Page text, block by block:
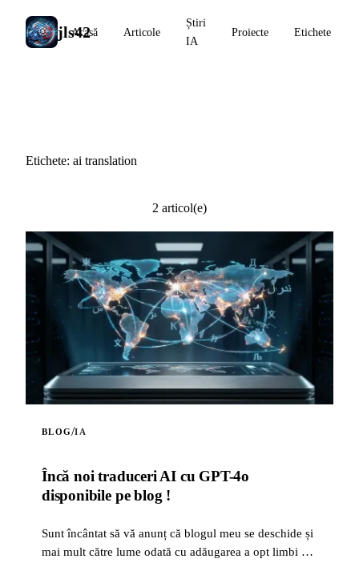
jls42
Acasă Articole
Știri
IA
Proiecte Etichete
Etichete: ai translation
2 articol(e)
BLOG/IA
Încă noi traduceri AI cu GPT-4o
disponibile pe blog !
Sunt încântat să vă anunț că blogul meu se deschide și
mai mult către lume odată cu adăugarea a opt limbi noi